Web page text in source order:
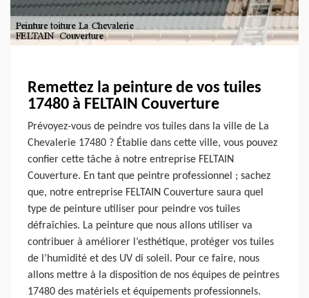
Remettez la peinture de vos tuiles
17480 à FELTAIN Couverture
Prévoyez-vous de peindre vos tuiles dans la ville de La
Chevalerie 17480 ? Établie dans cette ville, vous pouvez
confier cette tâche à notre entreprise FELTAIN
Couverture. En tant que peintre professionnel ; sachez
que, notre entreprise FELTAIN Couverture saura quel
type de peinture utiliser pour peindre vos tuiles
défraîchies. La peinture que nous allons utiliser va
contribuer à améliorer l’esthétique, protéger vos tuiles
de l’humidité et des UV di soleil. Pour ce faire, nous
allons mettre à la disposition de nos équipes de peintres
17480 des matériels et équipements professionnels.